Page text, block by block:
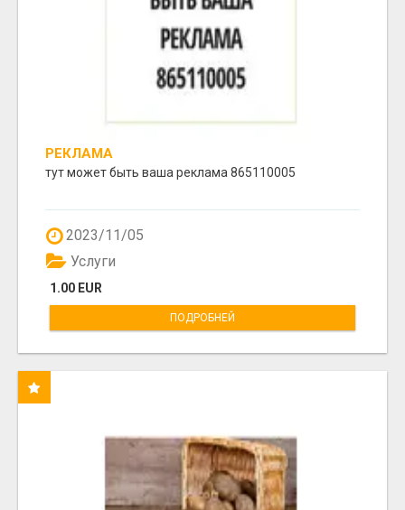
РЕКЛАМА
тут может быть ваша реклама 865110005
2023/11/05
1.00 EUR
Услуги
ПОДРОБНЕЙ